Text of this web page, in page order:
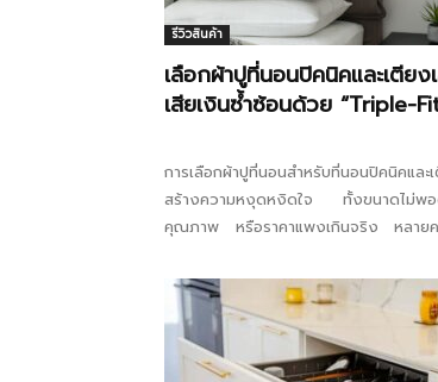
รีวิวสินค้า
เลือกผ้าปูที่นอนปิคนิคและเตีย
เสียเงินซ้ำซ้อนด้วย “Triple-
การเลือกผ้าปูที่นอนสำหรับที่นอนปิคนิคและ
สร้างความหงุดหงิดใจ ทั้งขนาดไม่พ
คุณภาพ หรือราคาแพงเกินจริง หลายค